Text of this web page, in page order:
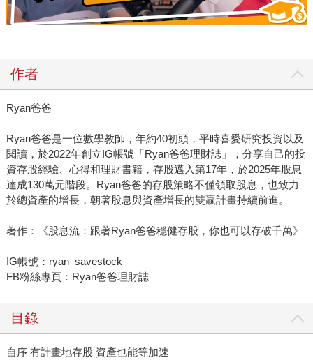
作者
Ryan爸爸
Ryan爸爸是一位數學教師，年約40初頭，平時喜愛研究投資以及
閱讀，於2022年創立IG帳號「Ryan爸爸理財誌」，分享自己的投
資存股經驗、心得和理財書籍，存股邁入第17年，於2025年股息
達成130萬元階段。Ryan爸爸的存股策略不僅領取股息，也致力
於總資產的增長，朝著股息與資產增長的雙贏計畫持續前進。
著作：《股息流：跟著Ryan爸爸穩健存股，你也可以存破千萬》
IG帳號：ryan_savestock
FB粉絲專頁：Ryan爸爸理財誌
目錄
自序 有計畫地存股 資產也能等加速